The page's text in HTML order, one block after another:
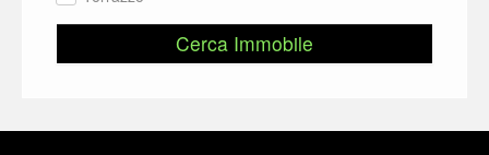
Cerca Immobile